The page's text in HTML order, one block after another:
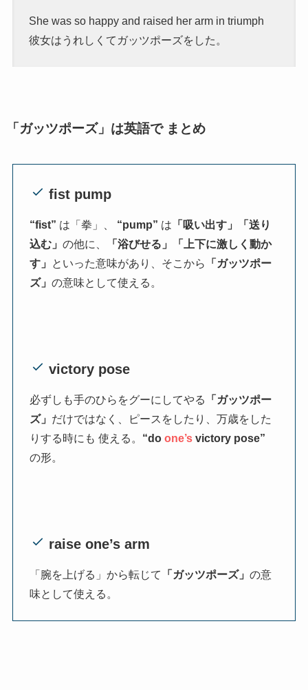
She was so happy and raised her arm in triumph
彼女はうれしくてガッツポーズをした。
「ガッツポーズ」は英語で まとめ
fist pump
“fist” は「拳」、 “pump” は 「吸い出す」「送り
込む」 の他に、
「浴びせる」「上下に激しく動か
す」
といった意味があり、そこから
「ガッツポー
ズ」 の意味として使える。
victory pose
必ずしも手のひらをグーにしてやる
「ガッツポー
ズ」 だけではなく、ピースをしたり、万歳をした
りする時にも 使える。 “do one’svictory pose”
の形。
raise one’s arm
「腕を上げる」から転じて 「ガッツポーズ」 の意
味として使える。